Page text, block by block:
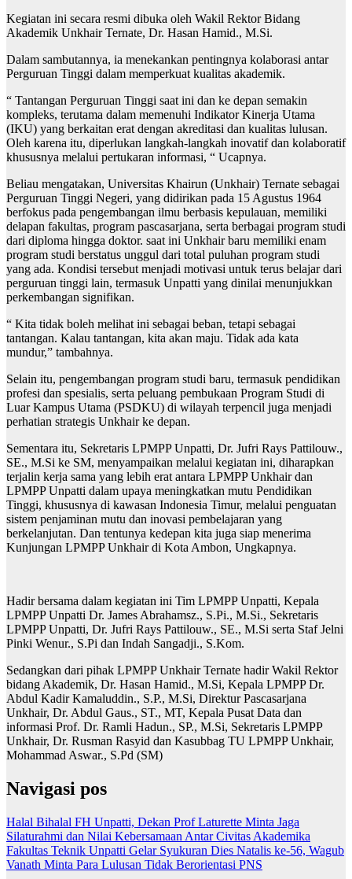
Kegiatan ini secara resmi dibuka oleh Wakil Rektor Bidang
Akademik Unkhair Ternate, Dr. Hasan Hamid., M.Si.
Dalam sambutannya, ia menekankan pentingnya kolaborasi antar
Perguruan Tinggi dalam memperkuat kualitas akademik.
“ Tantangan Perguruan Tinggi saat ini dan ke depan semakin
kompleks, terutama dalam memenuhi Indikator Kinerja Utama
(IKU) yang berkaitan erat dengan akreditasi dan kualitas lulusan.
Oleh karena itu, diperlukan langkah-langkah inovatif dan kolaboratif
khususnya melalui pertukaran informasi, “ Ucapnya.
Beliau mengatakan, Universitas Khairun (Unkhair) Ternate sebagai
Perguruan Tinggi Negeri, yang didirikan pada 15 Agustus 1964
berfokus pada pengembangan ilmu berbasis kepulauan, memiliki
delapan fakultas, program pascasarjana, serta berbagai program studi
dari diploma hingga doktor. saat ini Unkhair baru memiliki enam
program studi berstatus unggul dari total puluhan program studi
yang ada. Kondisi tersebut menjadi motivasi untuk terus belajar dari
perguruan tinggi lain, termasuk Unpatti yang dinilai menunjukkan
perkembangan signifikan.
“ Kita tidak boleh melihat ini sebagai beban, tetapi sebagai
tantangan. Kalau tantangan, kita akan maju. Tidak ada kata
mundur,” tambahnya.
Selain itu, pengembangan program studi baru, termasuk pendidikan
profesi dan spesialis, serta peluang pembukaan Program Studi di
Luar Kampus Utama (PSDKU) di wilayah terpencil juga menjadi
perhatian strategis Unkhair ke depan.
Sementara itu, Sekretaris LPMPP Unpatti, Dr. Jufri Rays Pattilouw.,
SE., M.Si ke SM, menyampaikan melalui kegiatan ini, diharapkan
terjalin kerja sama yang lebih erat antara LPMPP Unkhair dan
LPMPP Unpatti dalam upaya meningkatkan mutu Pendidikan
Tinggi, khususnya di kawasan Indonesia Timur, melalui penguatan
sistem penjaminan mutu dan inovasi pembelajaran yang
berkelanjutan. Dan tentunya kedepan kita juga siap menerima
Kunjungan LPMPP Unkhair di Kota Ambon, Ungkapnya.
Hadir bersama dalam kegiatan ini Tim LPMPP Unpatti, Kepala
LPMPP Unpatti Dr. James Abrahamsz., S.Pi., M.Si., Sekretaris
LPMPP Unpatti, Dr. Jufri Rays Pattilouw., SE., M.Si serta Staf Jelni
Pinki Wenur., S.Pi dan Indah Sangadji., S.Kom.
Sedangkan dari pihak LPMPP Unkhair Ternate hadir Wakil Rektor
bidang Akademik, Dr. Hasan Hamid., M.Si, Kepala LPMPP Dr.
Abdul Kadir Kamaluddin., S.P., M.Si, Direktur Pascasarjana
Unkhair, Dr. Abdul Gaus., ST., MT, Kepala Pusat Data dan
informasi Prof. Dr. Ramli Hadun., SP., M.Si, Sekretaris LPMPP
Unkhair, Dr. Rusman Rasyid dan Kasubbag TU LPMPP Unkhair,
Mohammad Aswar., S.Pd (SM)
Navigasi pos
Halal Bihalal FH Unpatti, Dekan Prof Laturette Minta Jaga
Silaturahmi dan Nilai Kebersamaan Antar Civitas Akademika
Fakultas Teknik Unpatti Gelar Syukuran Dies Natalis ke-56, Wagub
Vanath Minta Para Lulusan Tidak Berorientasi PNS